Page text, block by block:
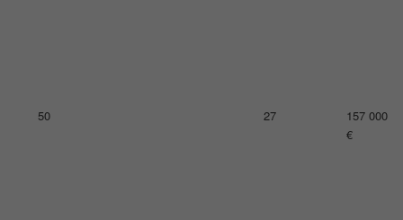
54 10
141 000
€